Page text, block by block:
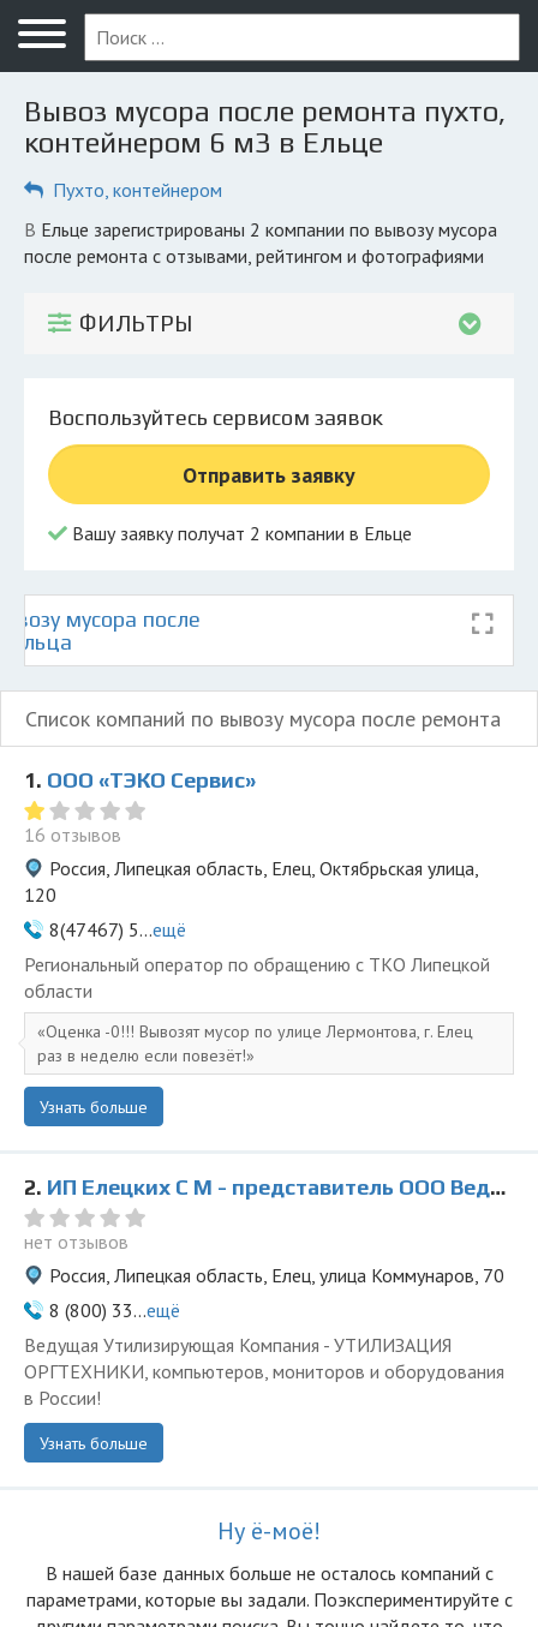
Меню
Главная
Вопрос юристу
Компании
Экоблог
© 2026 Все права защищены
Вывоз мусора после ремонта пухто,
контейнером 6 м3 в Ельце
Пухто, контейнером
в Ельце зарегистрированы 2 компании по вывозу мусора
после ремонта с отзывами, рейтингом и фотографиями
ФИЛЬТРЫ
Воспользуйтесь сервисом заявок
Отправить заявку
Вашу заявку получат 2 компании в Ельце
мусора после
Ельца
Список компаний по вывозу мусора после ремонта
1. ООО «ТЭКО Сервис»
16 отзывов
Россия, Липецкая область, Елец, Октябрьская улица,
120
8(47467) 5...ещё
Региональный оператор по обращению с ТКО Липецкой
области
Оценка -0!!! Вывозят мусор по улице Лермонтова, г. Елец
раз в неделю если повезёт!
Узнать больше
2. ИП Елецких С М - представитель ООО Ведущая Утилизирующая Компания
нет отзывов
Россия, Липецкая область, Елец, улица Коммунаров, 70
8 (800) 33...ещё
Ведущая Утилизирующая Компания - УТИЛИЗАЦИЯ
ОРГТЕХНИКИ, компьютеров, мониторов и оборудования
в России!
Узнать больше
Ну ё-моё!
В нашей базе данных больше не осталоcь компаний с
параметрами, которые вы задали. Поэкспериментируйте с